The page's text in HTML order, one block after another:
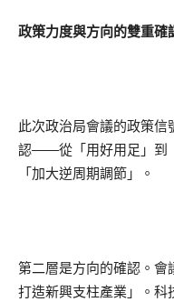
政策力度與方向的雙重確
此次政治局會議的政策信
認——從「用好用足」到
「加大逆周期調節」。
第二層是方向的確認。會
打造新興支柱產業」。科